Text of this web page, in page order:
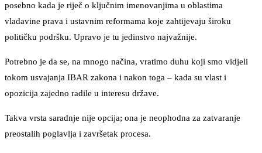
posebno kada je riječ o ključnim imenovanjima u oblastima
vladavine prava i ustavnim reformama koje zahtijevaju široku
političku podršku. Upravo je tu jedinstvo najvažnije.
Potrebno je da se, na mnogo načina, vratimo duhu koji smo vidjeli
tokom usvajanja IBAR zakona i nakon toga – kada su vlast i
opozicija zajedno radile u interesu države.
Takva vrsta saradnje nije opcija; ona je neophodna za zatvaranje
preostalih poglavlja i završetak procesa.